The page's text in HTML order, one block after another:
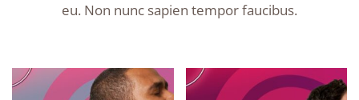
eu. Non nunc sapien tempor faucibus.